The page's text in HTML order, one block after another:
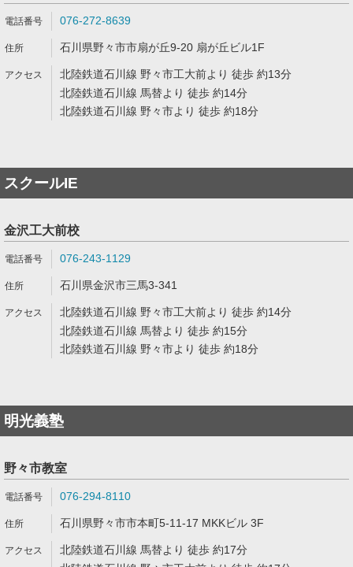
076-272-8639
石川県野々市市扇が丘9-20 扇が丘ビル1F
北陸鉄道石川線 野々市工大前より 徒歩 約13分
北陸鉄道石川線 馬替より 徒歩 約14分
北陸鉄道石川線 野々市より 徒歩 約18分
スクールIE
金沢工大前校
076-243-1129
石川県金沢市三馬3-341
北陸鉄道石川線 野々市工大前より 徒歩 約14分
北陸鉄道石川線 馬替より 徒歩 約15分
北陸鉄道石川線 野々市より 徒歩 約18分
明光義塾
野々市教室
076-294-8110
石川県野々市市本町5-11-17 MKKビル 3F
北陸鉄道石川線 馬替より 徒歩 約17分